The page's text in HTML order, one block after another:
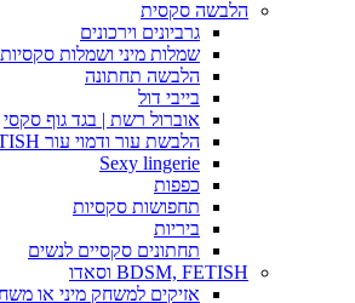
הלבשה סקסית
גרביונים וירכונים
שמלות מיני ושמלות סקסיות
הלבשה תחתונה
בייבי דול
אוברול רשת | בגד גוף סקסי
הלבשת עור ודמוי עור FETISH
Sexy lingerie
כפפות
תחפושות סקסיות
ביריות
תחתונים סקסיים לנשים
BDSM, FETISH וסאדו
אזיקים למשחק מיני או